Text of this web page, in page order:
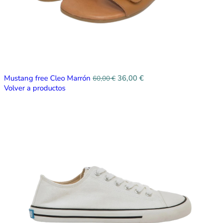
Mustang free Cleo Marrón 60,00€ 36,00 €
Volver a productos